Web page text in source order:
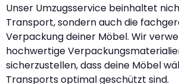
Unser Umzugsservice beinhaltet
Transport, sondern auch die
Verpackung deiner Möbel. Wir
hochwertige
sicherzustellen, dass deine Möbel
Transports optimal geschützt sind.